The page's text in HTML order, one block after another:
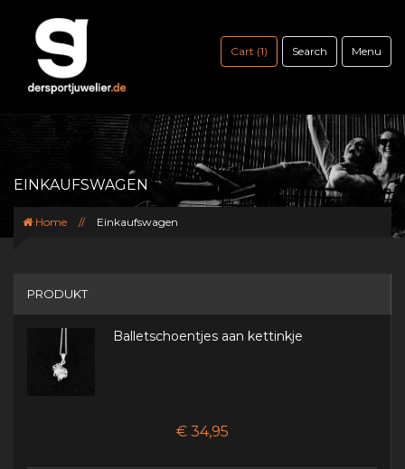
Menu
Search
Cart (1)
EINKAUFSWAGEN
Home // Einkaufswagen
PRODUKT
PREIS
MENGE
Balletschoentjes aan kettinkje
€ 34,95